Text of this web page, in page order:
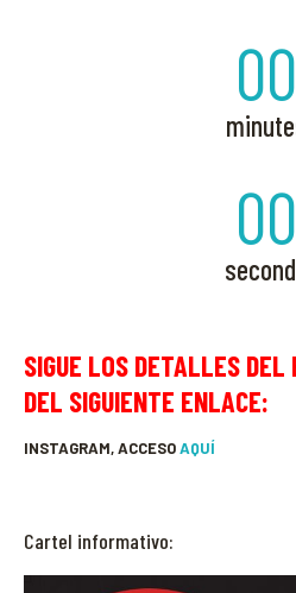
00
00
SIGUE LOS DETALLES
DEL SIGUIENTE ENLACE:
INSTAGRAM, ACCESOAQUÍ
Cartel informativo: